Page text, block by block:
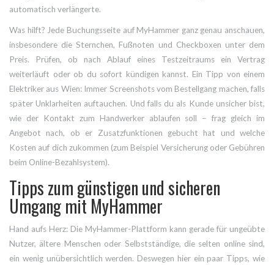
automatisch verlängerte.
Was hilft? Jede Buchungsseite auf MyHammer ganz genau anschauen,
insbesondere die Sternchen, Fußnoten und Checkboxen unter dem
Preis. Prüfen, ob nach Ablauf eines Testzeitraums ein Vertrag
weiterläuft oder ob du sofort kündigen kannst. Ein Tipp von einem
Elektriker aus Wien: Immer Screenshots vom Bestellgang machen, falls
später Unklarheiten auftauchen. Und falls du als Kunde unsicher bist,
wie der Kontakt zum Handwerker ablaufen soll – frag gleich im
Angebot nach, ob er Zusatzfunktionen gebucht hat und welche
Kosten auf dich zukommen (zum Beispiel Versicherung oder Gebühren
beim Online-Bezahlsystem).
Tipps zum günstigen und sicheren
Umgang mit MyHammer
Hand aufs Herz: Die MyHammer-Plattform kann gerade für ungeübte
Nutzer, ältere Menschen oder Selbstständige, die selten online sind,
ein wenig unübersichtlich werden. Deswegen hier ein paar Tipps, wie